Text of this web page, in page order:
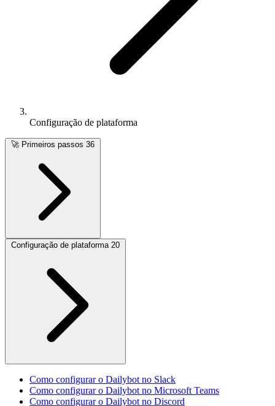
Configuração de plataforma
🚀 Primeiros passos 36
Configuração de plataforma 20
Como configurar o Dailybot no Slack
Como configurar o Dailybot no Microsoft Teams
Como configurar o Dailybot no Discord